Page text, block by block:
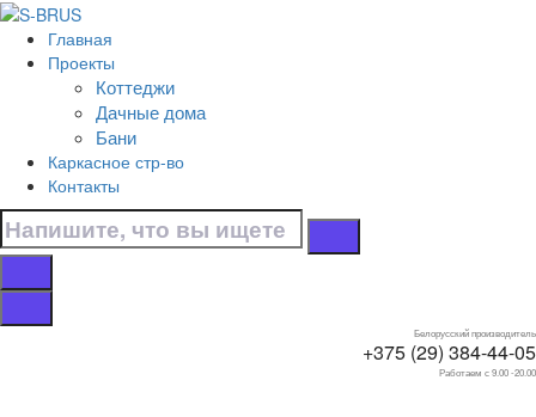
Перейти к контенту
Главная
Проекты
Коттеджи
Дачные дома
Бани
Каркасное стр-во
Контакты
Белорусский производитель
+375 (29) 384-44-05
Работаем с 9.00 -20.00
Главная
Дачные дома
Дачные дома 8x6 из
бруса